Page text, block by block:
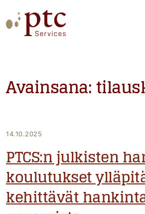
to
content
Avainsana:
14.10.2025
PTCS:n julkisten
koulutukset
kehittävät